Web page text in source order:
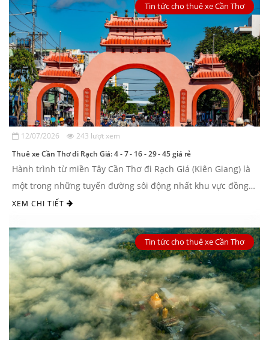
Tin tức cho thuê xe Cần Thơ
12/07/2026 243 lượt xem
Thuê xe Cần Thơ đi Rạch Giá: 4 - 7 - 16 - 29 - 45 giá rẻ
Hành trình từ miền Tây Cần Thơ đi Rạch Giá (Kiên Giang) là
một trong những tuyến đường sôi động nhất khu vực đồng
bằng sông Cửu Long. Để ...
XEM CHI TIẾT
Tin tức cho thuê xe Cần Thơ